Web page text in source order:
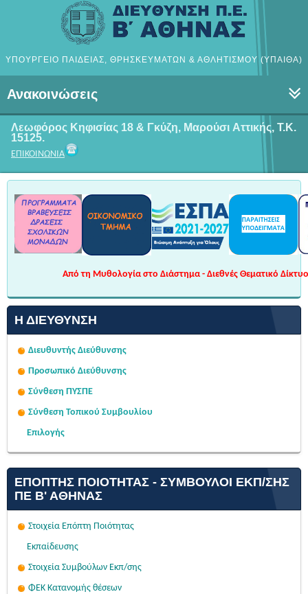
ΥΠΟΥΡΓΕΙΟ ΠΑΙΔΕΙΑΣ, ΘΡΗΣΚΕΥΜΑΤΩΝ & ΑΘΛΗΤΙΣΜΟΥ (ΥΠΑΙΘΑ)
Ανακοινώσεις
Λεωφόρος Κηφισίας 18 & Γκύζη, Μαρούσι Αττικής, Τ.Κ.
15125.
ΕΠΙΚΟΙΝΩΝΙΑ
Από τη Μυθολογία στο Διάστημα - Διεθνές Θεματικό
Η ΔΙΕΎΘΥΝΣΗ
Διευθυντής Διεύθυνσης
Προσωπικό Διεύθυνσης
Σύνθεση ΠΥΣΠΕ
Σύνθεση Τοπικού Συμβουλίου
Επιλογής
ΕΠΌΠΤΗΣ ΠΟΙΌΤΗΤΑΣ - ΣΎΜΒΟΥΛΟΙ ΕΚΠ/ΣΗΣ
ΠΕ Β' ΑΘΉΝΑΣ
Στοιχεία Επόπτη Ποιότητας
Εκπαίδευσης
Στοιχεία Συμβούλων Εκπ/σης
ΦΕΚ Κατανομής θέσεων